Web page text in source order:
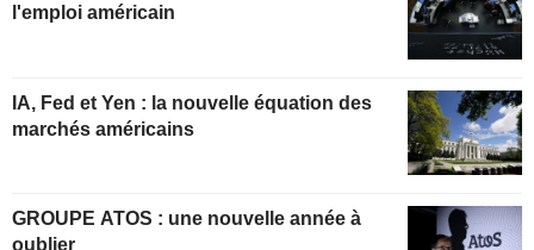
l'emploi américain
IA, Fed et Yen : la nouvelle équation des
marchés américains
GROUPE ATOS : une nouvelle année à
oublier